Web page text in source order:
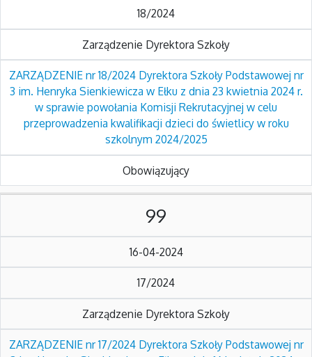
18/2024
Zarządzenie Dyrektora Szkoły
ZARZĄDZENIE nr 18/2024 Dyrektora Szkoły Podstawowej nr
3 im. Henryka Sienkiewicza w Ełku z dnia 23 kwietnia 2024 r.
w sprawie powołania Komisji Rekrutacyjnej w celu
przeprowadzenia kwalifikacji dzieci do świetlicy w roku
szkolnym 2024/2025
Obowiązujący
99
16-04-2024
17/2024
Zarządzenie Dyrektora Szkoły
ZARZĄDZENIE nr 17/2024 Dyrektora Szkoły Podstawowej nr